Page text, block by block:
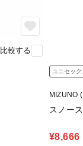
比較する
ユニセック
MIZUNO
スノー
¥8,666